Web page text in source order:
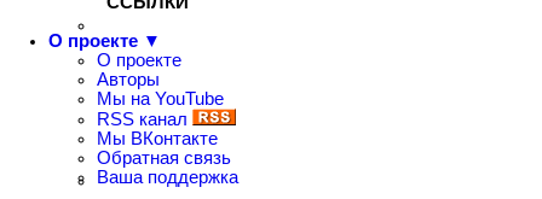
О проекте ▼
О проекте
Авторы
Мы на YouTube
RSS канал
Мы ВКонтакте
Обратная связь
Ваша поддержка